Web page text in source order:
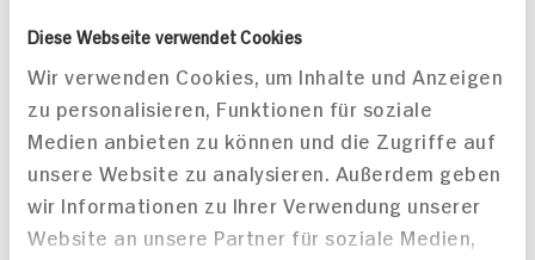
Diese Webseite verwendet Cookies
Wir verwenden Cookies, um Inhalte und Anzeigen
zu personalisieren, Funktionen für soziale
Medien anbieten zu können und die Zugriffe auf
unsere Website zu analysieren. Außerdem geben
wir Informationen zu Ihrer Verwendung unserer
Website an unsere Partner für soziale Medien,
Passende Artikel zum Rezept